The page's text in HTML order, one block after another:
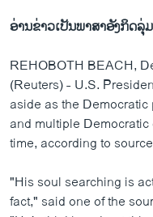
ອ່ານຂ່າວເປັນພາສາອັງກິດລຸ່
REHOBOTH BEACH,
(Reuters) - U.S.
aside as the
and multiple
time, according to
"His soul searching is
fact," said one of the